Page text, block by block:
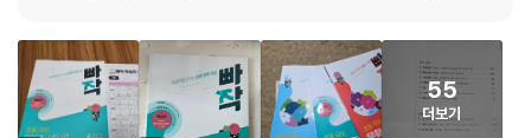
초등 국어 교육과정에서 필수로 알아야 하는 어법을 수록하였습니다. 어법
을 [1. 이해]-[2. 확인]-[3. 적용]하는 훈련을 통해 글을 정확하고 바르게
읽고 쓰는 기본 실력을 탄탄하게 쌓을 수 있습니다.
55
더보기